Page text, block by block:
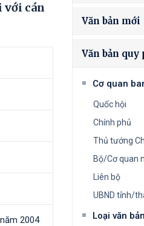
với cán
2004
Văn bản mới
Văn bản quy
Cơ quan
Quốc hội
Chính phủ
Thủ tướng
Bộ/Cơ quan
Liên bộ
UBND tỉnh/
Loại văn bản